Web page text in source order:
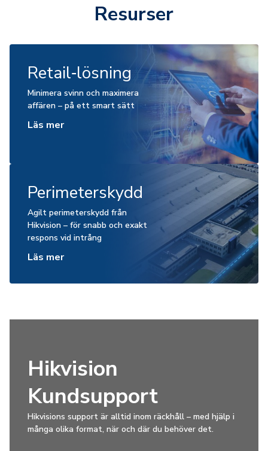
Resurser
Retail‑lösning
Minimera svinn och maximera
affären – på ett smart sätt
Läs mer
Perimeterskydd
Agilt perimeterskydd från
Hikvision – för snabb och exakt
respons vid intrång
Läs mer
Hikvision
Kundsupport
Hikvisions support är alltid inom räckhåll – med hjälp i
många olika format, när och där du behöver det.